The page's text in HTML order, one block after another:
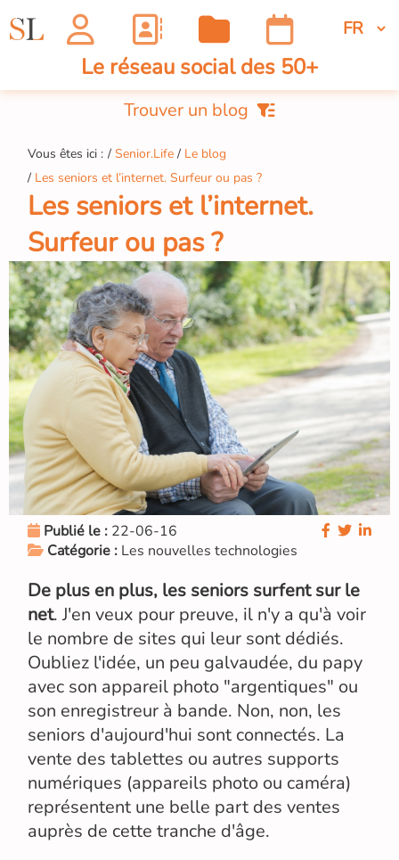
Le réseau social des 50+
Trouver un blog
Vous êtes ici : Senior.Life
Le blog
Les seniors et l’internet. Surfeur ou pas ?
Les seniors et l’internet.
Surfeur ou pas ?
Publié le : 22-06-16
Catégorie : Les nouvelles technologies
De plus en plus, les seniors surfent sur le
net. J'en veux pour preuve, il n'y a qu'à voir
le nombre de sites qui leur sont dédiés.
Oubliez l'idée, un peu galvaudée, du papy
avec son appareil photo "argentiques" ou
son enregistreur à bande. Non, non, les
seniors d'aujourd'hui sont connectés. La
vente des tablettes ou autres supports
numériques (appareils photo ou caméra)
représentent une belle part des ventes
auprès de cette tranche d'âge.